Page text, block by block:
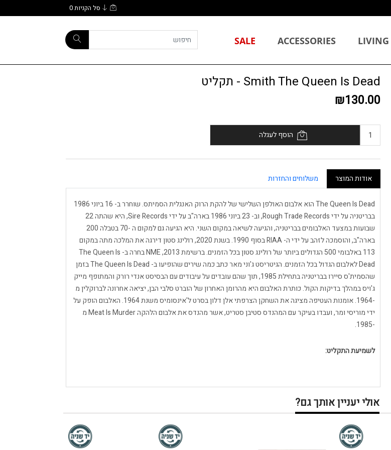
סל הקניות0
LIVING
ACCESSORIES
SALE
Smith The Queen Is Dead - תקליט
₪130.00
הוסף לעגלה
אודות המוצר משלוחים והחזרות
The Queen Is Dead הוא אלבום האולפן השלישי של להקת הרוק האנגלית הסמיתס. שוחרר ב- 16 ביוני 1986
בבריטניה על ידי Rough Trade Records, וב- 23 ביוני 1986 בארה"ב על ידי Sire Records, היא שהתה 22
שבועות במצעד האלבומים בבריטניה, והגיעה לשיאה במקום השני. היא הגיעה גם למקום ה -70 בטבלה 200
בארה"ב, והוסמכה לזהב על ידי ה- RIAA בסוף 1990. בשנת 2020, רולינג סטון דירגה את המלכה מתה במקום
113 באלבומי 500 הגדולים ביותר של רולינג סטון בכל הזמנים. ברשימת 2013, NME בחרה ב- The Queen Is
Dead לאלבום הגדול בכל הזמנים. הגיטריסט ג'וני מאר כתב כמה שירים שהופיעו ב- The Queen Is Dead בזמן
שהסמית'ס סיירו בבריטניה בתחילת 1985, תוך שהם עובדים על עיבודים עם הבסיסט אנדי רורק והמתופף מייק
ג'ויס במהלך בדיקות הקול. כותרת האלבום היא מהרומן האחרון של הוברט סלבי הבן, יציאה אחרונה לברוקלין מ
-1964. אומנות העטיפה מציגה את השחקן הצרפתי אלן דלון בסרט ל'אינסומיס משנת 1964. האלבום הופק על
ידי מוריסי ומר, ועבדו בעיקר עם המהנדס סטיבן סטריט, אשר מהנדס את אלבום הלהקה Meat Is Murder מ
-1985.
לשמיעת התקליט:
אולי יעניין אותך גם?